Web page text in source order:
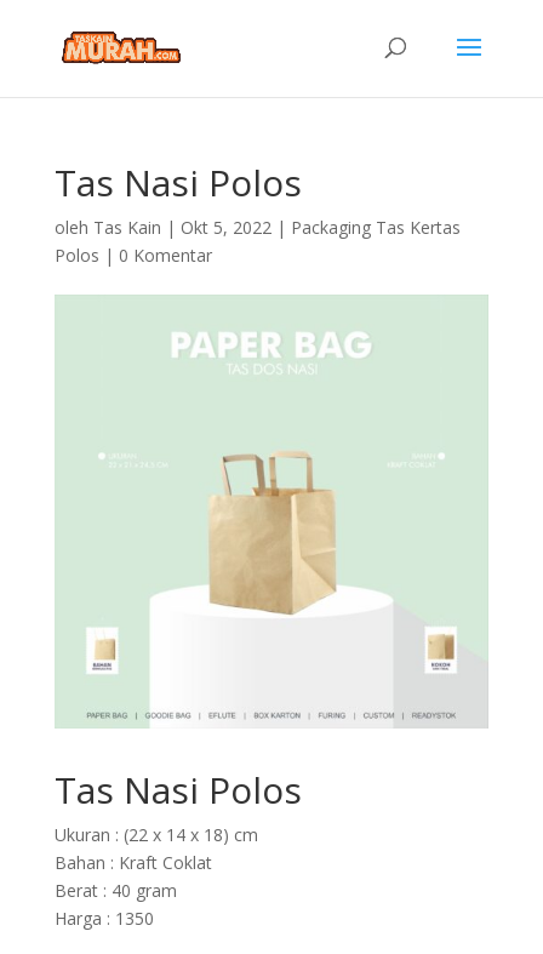
Tas Nasi Polos
oleh Tas Kain | Okt 5, 2022| Packaging Tas Kertas
Polos | 0 Komentar
Tas Nasi Polos
Ukuran : (22 x 14 x 18) cm
Bahan : Kraft Coklat
Berat : 40 gram
Harga : 1350